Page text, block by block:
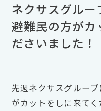
ネクサスグルー
避難民の方がカ
ださいました！
先週ネクサスグルー
がカットをしに来てく